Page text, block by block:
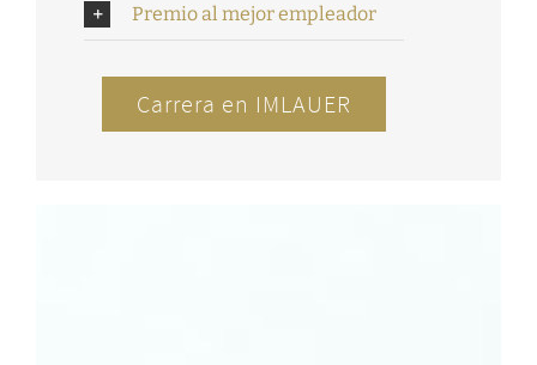
Premio al mejor empleador
Carrera en IMLAUER